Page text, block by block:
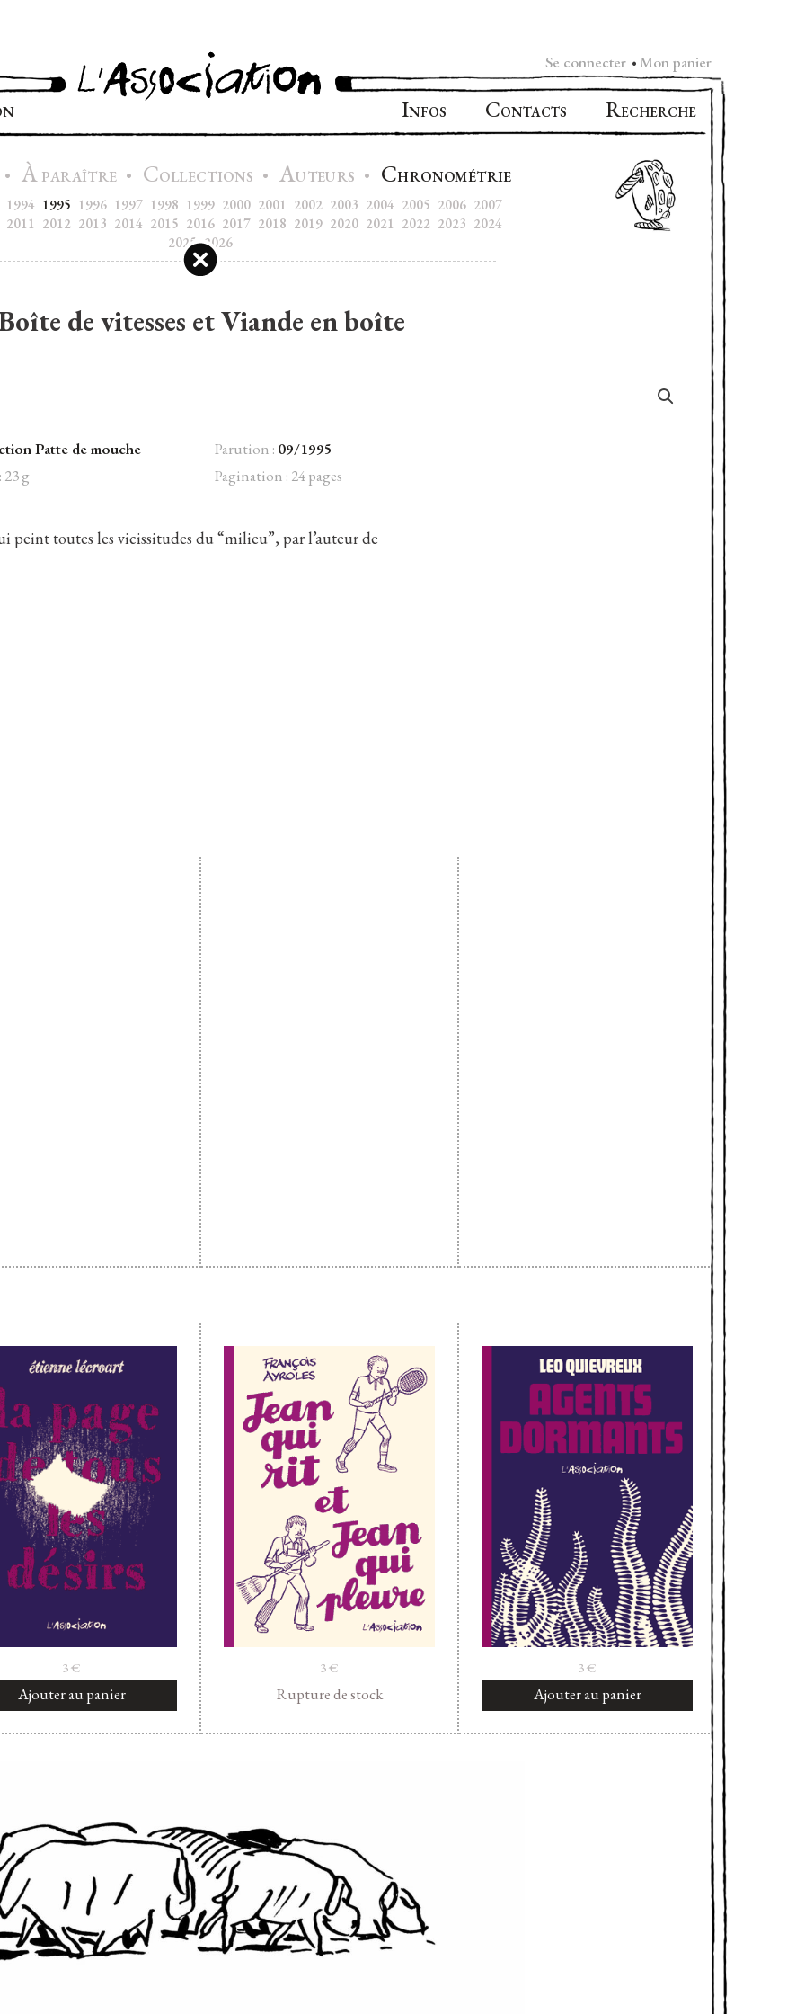
Se connecter •Mon panier
INFOS CONTACTS RECHERCHE
• ÀPARAÎTRE • COLLECTIONS • AUTEURS • CHRONOMÉTRIE
1994 1995 1996 1997 1998 1999 2000 2001 2002 2003 2004 2005 2006 2007
2011 2012 2013 2014 2015 2016 2017 2018 2019 2020 2021 2022 2023 2024
2025 2026
de vitesses et Viande en boîte
Patte de mouche Parution : 09/1995
23 g
Pagination : 24 pages
toutes les vicissitudes du “milieu”, par l’auteur de
3€
Ajouter au panier
3€
Rupture de stock
3€
Ajouter au panier